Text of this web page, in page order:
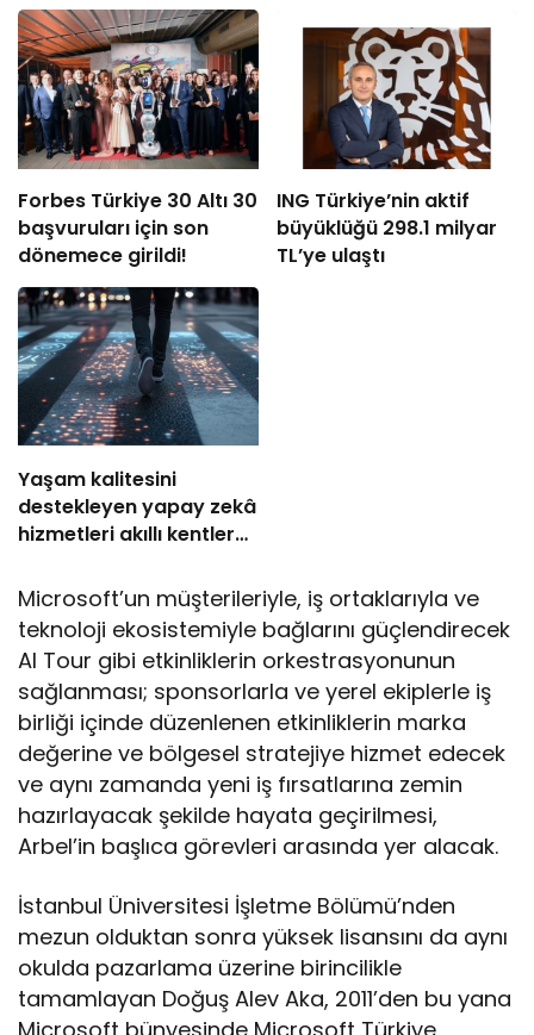
Forbes Türkiye 30 Altı 30
başvuruları için son
dönemece girildi!
ING Türkiye’nin aktif
büyüklüğü 298.1 milyar
TL’ye ulaştı
Yaşam kalitesini
destekleyen yapay zekâ
hizmetleri akıllı kentler
altyapı kadar önemli
Microsoft’un müşterileriyle, iş ortaklarıyla ve
teknoloji ekosistemiyle bağlarını güçlendirecek
AI Tour gibi etkinliklerin orkestrasyonunun
sağlanması; sponsorlarla ve yerel ekiplerle iş
birliği içinde düzenlenen etkinliklerin marka
değerine ve bölgesel stratejiye hizmet edecek
ve aynı zamanda yeni iş fırsatlarına zemin
hazırlayacak şekilde hayata geçirilmesi,
Arbel’in başlıca görevleri arasında yer alacak.
İstanbul Üniversitesi İşletme Bölümü’nden
mezun olduktan sonra yüksek lisansını da aynı
okulda pazarlama üzerine birincilikle
tamamlayan Doğuş Alev Aka, 2011’den bu yana